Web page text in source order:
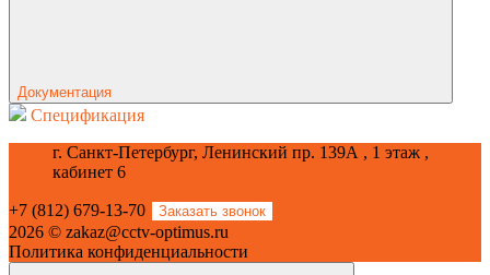
Документация
Спецификация
г. Санкт-Петербург, Ленинский пр. 139А , 1 этаж ,
кабинет 6
+7 (812) 679-13-70 Заказать звонок
2026 © zakaz@cctv-optimus.ru
Политика конфиденциальности